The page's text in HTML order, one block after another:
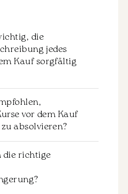
die
jedes
Kauf sorgfältig
dem Kauf
werden sollte.
Eigenschaften und die
Materials
dringend,
vertraut zu
das Produkt
vor dem Kauf
absolvieren?
Training zu kaufen.
sichere Anwendung
wichtig,
die richtige